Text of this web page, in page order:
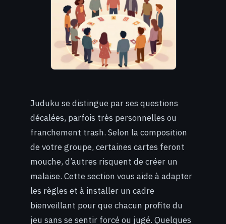
Juduku se distingue par ses questions
décalées, parfois très personnelles ou
franchement trash. Selon la composition
de votre groupe, certaines cartes feront
mouche, d’autres risquent de créer un
malaise. Cette section vous aide à adapter
les règles et à installer un cadre
bienveillant pour que chacun profite du
jeu sans se sentir forcé ou jugé. Quelques